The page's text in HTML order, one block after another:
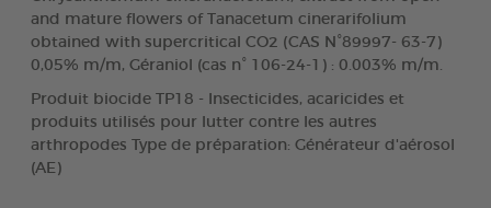
and mature flowers of Tanacetum cinerarifolium
obtained with supercritical CO2 (CAS N°89997- 63-7)
0,05% m/m, Géraniol (cas n° 106-24-1) : 0.003% m/m.
Produit biocide TP18 - Insecticides, acaricides et
produits utilisés pour lutter contre les autres
arthropodes Type de préparation: Générateur d'aérosol
(AE)